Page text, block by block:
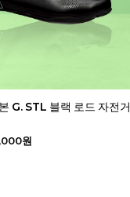
G. STL 블랙 로드 자전거
원